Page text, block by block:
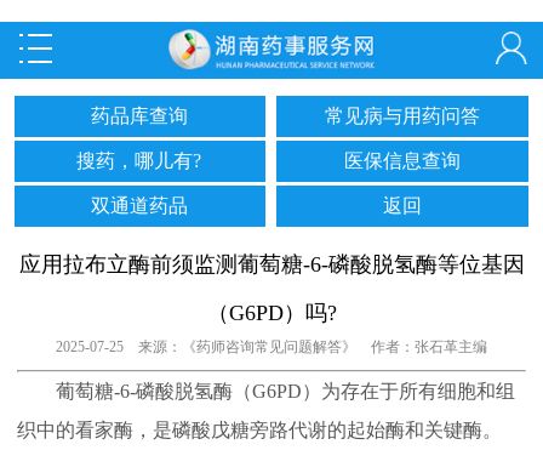
药品库查询 常见病与用药问答
搜药，哪儿有? 医保信息查询
双通道药品 返回
应用拉布立酶前须监测葡萄糖-6-磷酸脱氢酶等位基因
（G6PD）吗?
2025-07-25 来源：《药师咨询常见问题解答》 作者：张石革主编
葡萄糖-6-磷酸脱氢酶（G6PD）为存在于所有细胞和组
织中的看家酶，是磷酸戊糖旁路代谢的起始酶和关键酶。